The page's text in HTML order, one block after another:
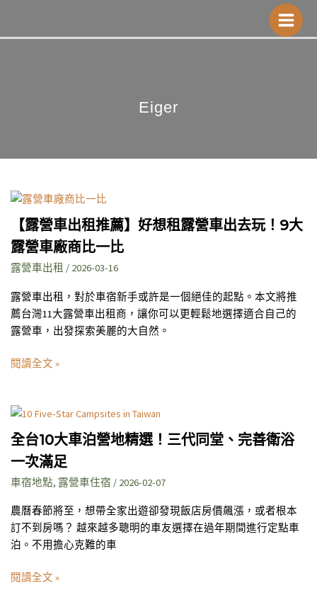
主
Main
Menu
Eiger
【露營車出租推薦】好想租露營車出去玩！9大
露營車廠商比一比
露營車出租 / 2026-03-16
露營車出租，對於車宿新手或許是一個絕佳的起點。本文將推
薦台灣11大露營車出租商，讓你可以更輕鬆地選擇適合自己的
露營車，出發探索美麗的大自然。
【露
營
車
出
租
薦】
好
想
露
出
去
玩！
大
露
營
車
商
閱讀全文 »
全台10大車泊營地精選！三代同堂、完善衛浴
一次滿足
車宿地點, 露營車住宿 / 2026-02-07
農曆春節將至，想帶全家出遊卻發現飯店房價飆漲，或者根本
訂不到房嗎？ 越來越多聰明的車友選擇在過年期間進行定點車
泊。不用擔心克難的車
全
10
大
車
營
地
精
三
閱讀全文 »